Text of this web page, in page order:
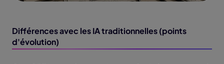
Différences avec les IA traditionnelles (points
d'évolution)